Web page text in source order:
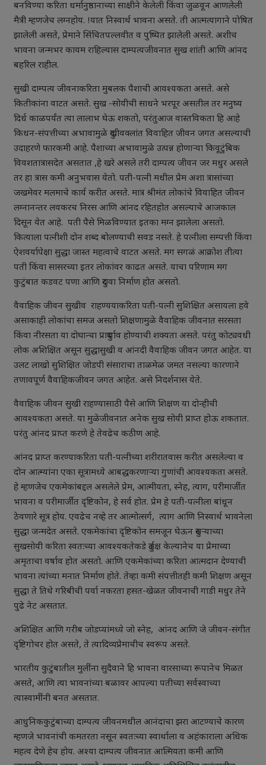
बनविण्या करिता धर्मानुष्ठानाच्या साक्षीने केलेली किंवा जुळवून आणलेली
मैत्री म्हणजेच लग्नहोय. !यात निस्वार्थ भावना असते. ती आत्मत्यागाने पोषित
झालेली असते, प्रेमाने सिंचितपल्लवीत व पुष्पित झालेली असते. अशीच
भावना जन्मभर कायम राहिल्यास दाम्पत्यजीवनात सुख शांती आणि आंनद
बहरिल राहील.
सुखी दाम्पत्य जीवनाकरिता मुबलक पैशाची आवश्यकता असते. असे
कितीकांना वाटत असते. सुख -सोयीची साधने भरपूर असतील तर मनुष्य
दिर्ध काळपर्यंत त्या लालाभ घेऊ शकतो, परंतुआज वास्तविकता हि आहे
किधन-संपत्तीच्या अभावामुळे दुखीवक्लांत विवाहित जीवन जगत असल्याची
उदाहरणे फारकमी आहे. पैशाच्या अभावामुळे उत्पन्न होणाऱ्या किवूटुंबिक
विवशतात्रासदेत असतात ,हे खरे असले तरी दाम्पत्य जीवन जर मधुर असले
तर हा त्रास कमी अनुभवास येतो. पती-पत्नी मधील प्रेम अशा त्रासांच्या
जखमेवर मलमाचे कार्य करीत असते. मात्र श्रीमंत लोकांचे विवाहित जीवन
लग्नानन्तर लवकरच निरस आणि आंनद रहितहोत असल्याचे आजकाल
दिसून येत आहे. पती पैसे मिळविण्यात इतका मग्न झालेला असतो.
कित्याला पत्नीशी दोन शब्द बोलण्याची सवड नसते. हे पत्नीला सम्पत्ती किंवा
ऐशवर्यापेक्षा सुद्धा जास्त महत्वाचे वाटत असते. मग सगळं आक्रोश तीत्या
पती किंवा सासरच्या इतर लोकांवर काढत असते. याचा परिणाम मग
कुटुंबात कडवट पणा आणि दुरावा निर्माण होत असतो.
वैवाहिक जीवन सुखीव राहण्ययाकरिता पती-पत्नी सुशिक्षित असायला हवे
असाकाही लोकांचा समज असतो शिक्षणामुळे वैवाहिक जीवनात सरसता
किंवा नीरसता या दोघान्चा प्रादुर्भाव होण्याची शक्यता असते. परंतु कोट्यवधी
लोक अशिक्षित असून सुद्धासुखी व आंनदी वैवाहिक जीवन जगत आहेत. या
उलट लाखो सुशिक्षित जोडपी संसाराचा ताळमेळ जमत नसल्या कारणाने
तणावपूर्ण वैवाहिकजीवन जगत आहेत. असे निदर्शनास येते.
वैवाहिक जीवन सुखी राहण्यासाठी पैसे आणि शिक्षण या दोन्हीची
आवश्यकता असते. या मुळेजीवनात अनेक सुख सोयी प्राप्त होऊ शकतात.
परंतु आंनद प्राप्त करणे हे तेवढेच कठीण आहे.
आंनद प्राप्त करण्याकरिता पती-पत्नीच्या शरीरातवास करीत असलेल्या व
दोन आत्म्यांना एका सूत्रामध्ये आबद्धकरणाऱ्या गुणांची आवश्यकता असते.
हे म्हणजेच एकमेकांबद्दल असलेले प्रेम, आत्मीयता, स्नेह, त्याग, परीमार्जीत
भावना व परीमार्जीत दृष्टिकोन, हे सर्व होत. प्रेम हे पती-पत्नीला बांधून
ठेवणारे सूत्र होय. एवढेच नव्हे तर आत्मोत्सर्ग, त्याग आणि निस्वार्थ भावनेला
सुद्धा जन्मदेत असते. एकमेकांचा दृष्टिकोन समजून घेऊन दुसऱ्याच्या
सुखसोयी करिता स्वतःच्या आवश्यकतेकडे दुर्लक्ष केल्यानेच या प्रेमाच्या
अमृताचा वर्षाव होत असतो. आणि एकमेकांच्या करिता आत्मदान देण्याची
भावना त्यांच्या मनात निर्माण होते. तेव्हा कमी संपत्तीतही कमी शिक्षण असून
सुद्धा ते तिथे गरिबीची पर्वा नकरता हसत-खेळत जीवनाची गाडी मधुर तेने
पुढे नेट असतात.
अशिक्षित आणि गरीब जोडप्यांमध्ये जो स्नेह, आंनद आणि जे जीवन-संगीत
दृष्टिगोचर होत असते, ते त्यादिव्यप्रेमाचीच स्वरूप असते.
भारतीय कुटुंबातील मुलींना सुदैवाने हि भावना वारसाच्या रूपानेच मिळत
असते, आणि त्या भावनांच्या बळावर आपल्या पतीच्या सर्वस्वाच्या
त्यास्वामींनी बनत असतात.
आधुनिककुटुंबाच्या दाम्पत्य जीवनमधील आनंदाचा झरा आटण्याचे कारण
म्हणजे भावनांची कमतरता नसून स्वतःच्या स्वार्थाला व अहंकाराला अधिक
महत्व देणे हेच होय. अश्या दाम्पत्य जीवनात आत्मियता कमी आणि